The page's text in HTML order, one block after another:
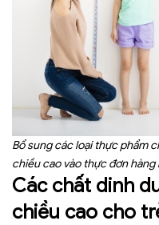
Bổ sung các loại thực phẩm
chiều cao vào thực đơn hàng
Các chất dinh
chiều cao cho